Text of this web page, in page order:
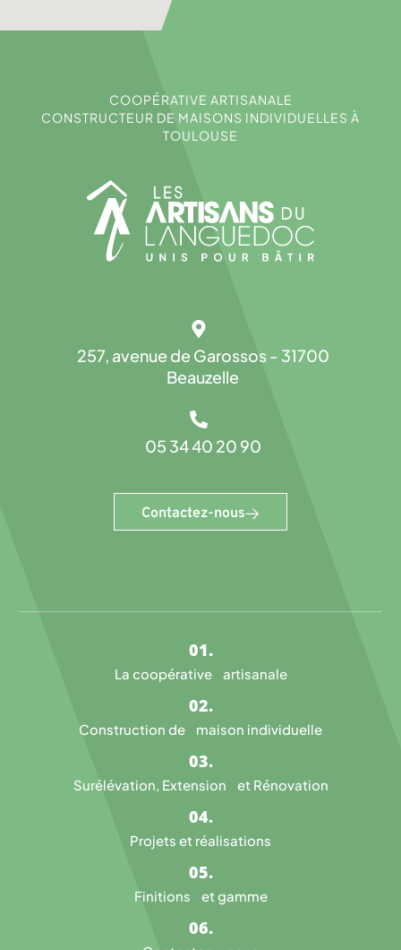
COOPÉRATIVE ARTISANALE
CONSTRUCTEUR DE MAISONS INDIVIDUELLES À
TOULOUSE
257, avenue de Garossos - 31700
Beauzelle
05 34 40 20 90
Contactez-nous
La coopérative artisanale
Construction de maison individuelle
Surélévation, Extension et Rénovation
Projets et réalisations
Finitions et gamme